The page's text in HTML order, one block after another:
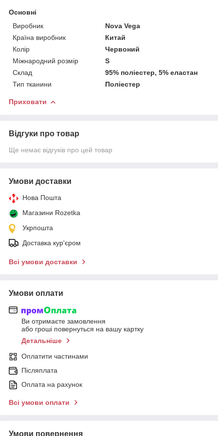
Основні
Виробник
Nova Vega
Країна виробник
Китай
Колір
Червоний
Міжнародний розмір
S
Склад
95% поліестер, 5% еластан
Тип тканини
Поліестер
Приховати
Відгуки про товар
Ще немає відгуків про цей товар
Умови доставки
Нова Пошта
Магазини Rozetka
Укрпошта
Доставка кур'єром
Всі умови доставки
Умови оплати
Ви отримаєте замовлення
або гроші повернуться на вашу картку
Детальніше
Оплатити частинами
Післяплата
Оплата на рахунок
Всі умови оплати
Умови повернення